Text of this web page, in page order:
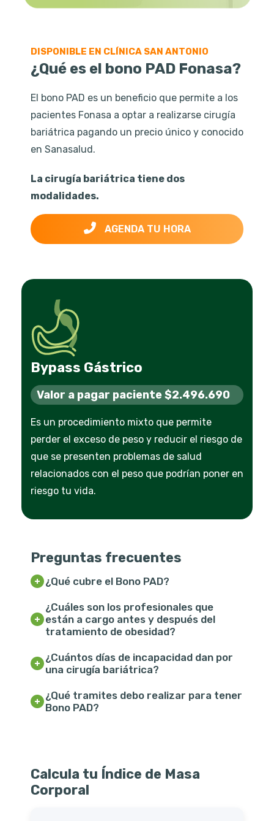
DISPONIBLE EN CLÍNICA SAN ANTONIO
¿Qué es el bono PAD Fonasa?
El bono PAD es un beneficio que permite a los
pacientes Fonasa a optar a realizarse cirugía
bariátrica pagando un precio único y conocido
en Sanasalud.
La cirugía bariátrica tiene dos
modalidades.
AGENDA TU HORA
Bypass Gástrico
Valor a pagar paciente $2.496.690
Es un procedimiento mixto que permite
perder el exceso de peso y reducir el riesgo de
que se presenten problemas de salud
relacionados con el peso que podrían poner en
riesgo tu vida.
Preguntas frecuentes
¿Qué cubre el Bono PAD?
¿Cuáles son los profesionales que
están a cargo antes y después del
tratamiento de obesidad?
¿Cuántos días de incapacidad dan por
una cirugía bariátrica?
¿Qué tramites debo realizar para tener
Bono PAD?
Calcula tu Índice de Masa
Corporal